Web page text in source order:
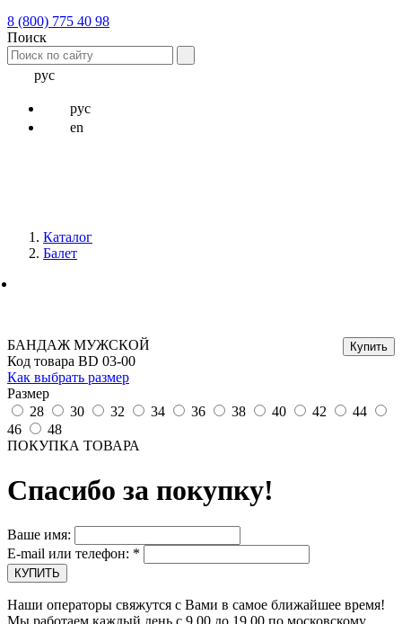
8 (800) 775 40 98
Поиск
рус
рус
en
Каталог
Балет
БАНДАЖ МУЖСКОЙ
Код товара BD 03-00
Как выбрать размер
Размер
28
30 32 34 36 38 40 42
44
46
48
ПОКУПКА ТОВАРА
Спасибо за покупку!
Ваше имя:
E-mail или телефон: *
Наши операторы свяжутся с Вами в самое ближайшее время!